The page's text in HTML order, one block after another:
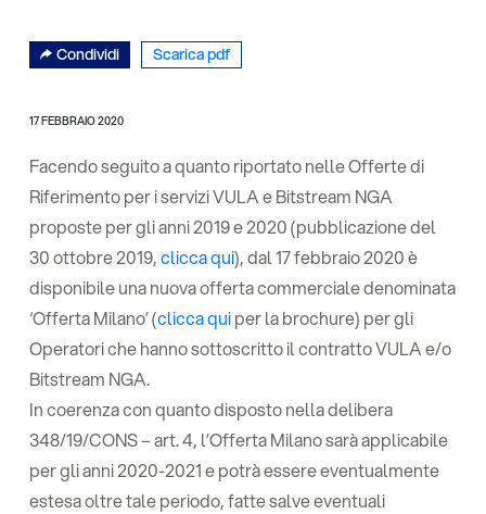
Condividi Scarica pdf
17 FEBBRAIO 2020
Facendo seguito a quanto riportato nelle Offerte di
Riferimento per i servizi VULA e Bitstream NGA
proposte per gli anni 2019 e 2020 (pubblicazione del
30 ottobre 2019,clicca qui), dal 17 febbraio 2020 è
disponibile una nuova offerta commerciale denominata
‘Offerta Milano’ (clicca quiper la brochure) per gli
Operatori che hanno sottoscritto il contratto VULA e/o
Bitstream NGA.
In coerenza con quanto disposto nella delibera
348/19/CONS – art. 4, l’Offerta Milano sarà applicabile
per gli anni 2020-2021 e potrà essere eventualmente
estesa oltre tale periodo, fatte salve eventuali